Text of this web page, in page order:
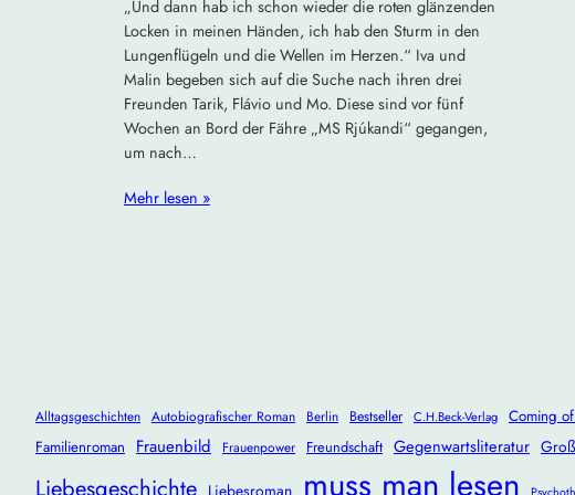
„Und dann hab ich schon wieder die roten glänzenden
Locken in meinen Händen, ich hab den Sturm in den
Lungenflügeln und die Wellen im Herzen.“ Iva und
Malin begeben sich auf die Suche nach ihren drei
Freunden Tarik, Flávio und Mo. Diese sind vor fünf
Wochen an Bord der Fähre „MS Rjúkandi“ gegangen,
um nach…
Mehr lesen »
Alltagsgeschichten Autobiografischer Roman Berlin Bestseller C.H.Beck-Verlag Coming
Familienroman Frauenbild Frauenpower Freundschaft Gegenwartsliteratur
muss man lesen